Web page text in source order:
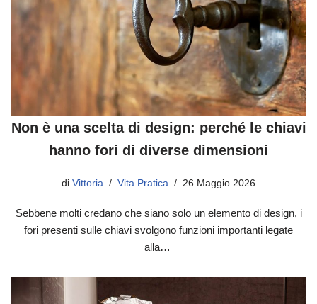
Non è una scelta di design: perché le chiavi
hanno fori di diverse dimensioni
di Vittoria Vita Pratica 26 Maggio 2026
Sebbene molti credano che siano solo un elemento di design, i
fori presenti sulle chiavi svolgono funzioni importanti legate
alla…